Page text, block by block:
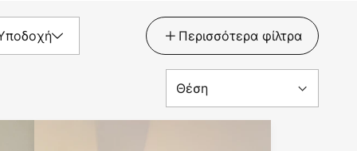
Περισσότερα φίλτρα